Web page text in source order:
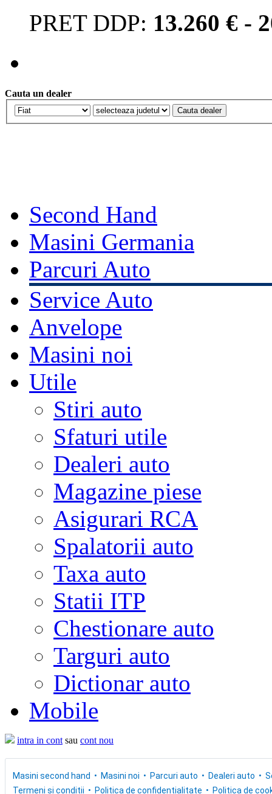
PRET DDP: 13.260 € -
Cauta un dealer
Second Hand
Masini Germania
Parcuri Auto
Service Auto
Anvelope
Masini noi
Utile
Stiri auto
Sfaturi utile
Dealeri auto
Magazine piese
Asigurari RCA
Spalatorii auto
Taxa auto
Statii ITP
Chestionare auto
Targuri auto
Dictionar auto
Mobile
intra in cont sau cont nou
Masini second hand Masini noi Parcuri auto Dealeri auto
Termeni si conditii
Politica de confidentialitate Politica de